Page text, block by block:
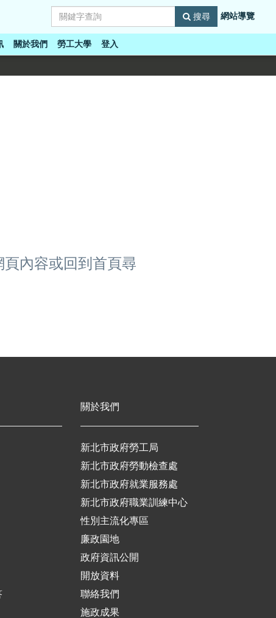
搜尋 網站導覽
關於我們 勞工大學 登入
內容或回到首頁尋
關於我們
新北市政府勞工局
新北市政府勞動檢查處
新北市政府就業服務處
新北市政府職業訓練中心
性別主流化專區
廉政園地
政府資訊公開
開放資料
聯絡我們
施政成果